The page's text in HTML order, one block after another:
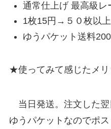
通常仕上げ 最高級
1枚15円→５０枚以
ゆうパケット送料
★使ってみて感じたメ
当日発送。注文した翌
ゆうパケットなのでポ